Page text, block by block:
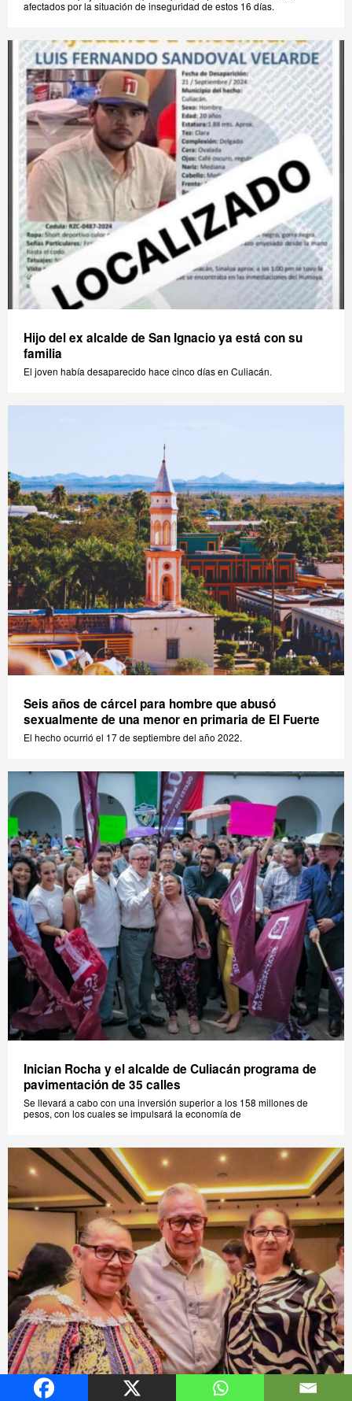
afectados por la situación de inseguridad de estos 16 días.
Hijo del ex alcalde de San Ignacio ya está con su
familia
El joven había desaparecido hace cinco días en Culiacán.
Seis años de cárcel para hombre que abusó
sexualmente de una menor en primaria de El Fuerte
El hecho ocurrió el 17 de septiembre del año 2022.
Inician Rocha y el alcalde de Culiacán programa de
pavimentación de 35 calles
Se llevará a cabo con una inversión superior a los 158 millones de
pesos, con los cuales se impulsará la economía de